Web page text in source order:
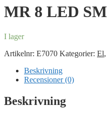
MR 8 LED
I lager
Artikelnr: E7070 Kategorier: El,
Beskrivning
Recensioner (0)
Beskrivning